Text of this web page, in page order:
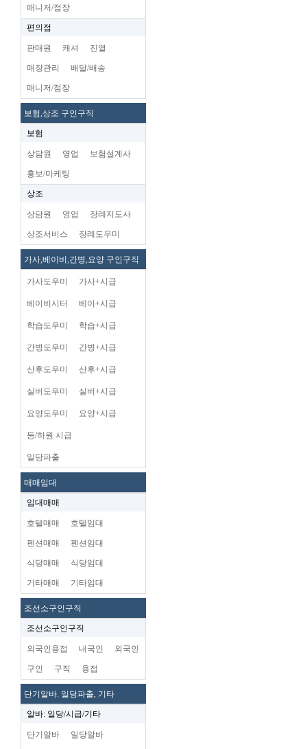
매니저/점장
편의점
판매원 캐셔 진열
매장관리 배달/배송
매니저/점장
보험,상조 구인구직
보험
상담원 영업 보험설계사
홍보/마케팅
상조
상담원 영업 장례지도사
상조서비스 장례도우미
가사,베이비,간병,요양 구인구직
가사도우미 가사+시급
베이비시터 베이+시급
학습도우미 학습+시급
간병도우미 간병+시급
산후도우미 산후+시급
실버도우미 실버+시급
요양도우미 요양+시급
등/하원 시급
일당파출
매매임대
임대매매
호텔매매 호텔임대
펜션매매 펜션임대
식당매매 식당임대
기타매매 기타임대
조선소구인구직
조선소구인구직
외국인용접 내국인 외국인
구인 구직 용접
단기알바. 일당파출, 기타
알바: 일당/시급/기타
단기알바 일당알바